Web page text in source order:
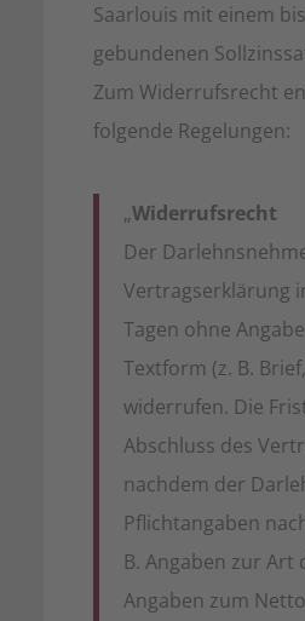
Saarlouis mit einem
gebundenen
Zum Widerrufsrecht
folgende Regelungen:
„Widerrufsrecht
Der
Vertragserklärung
Tagen ohne
Textform (z. B.
widerrufen. Die
Abschluss des
nachdem der
Pflichtangaben
B. Angaben zur Art
Angaben zum